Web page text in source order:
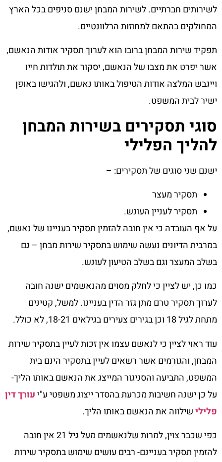
לשירותים חברתיים. לשירות המבחן ישנם סניפים בכל הארץ
המחולקים בהתאם למחוזות הרלוונטיים.
תפקיד שירות המבחן ברובו הוא לערוך תסקיר אודות הנאשם,
אשר יפרט את מצבו של הנאשם, יסקור את תולדות חייו
וייגבש המלצה אודות הטיפול באותו נאשם, ולהגישו באופן
ישיר לבית המשפט.
סוגי תסקירים בשירות המבחן
להליך הפלילי
ישנם שני סוגים של תסקירים: –
תסקיר מעצר
תסקיר לעניין העונש.
על אף העובדה כי אין חובה להזמין תסקיר בעניינו של נאשם,
במרבית הדיונים נעשה שימוש בתסקיר שירות מבחן – גם
בשלב המעצר וגם בשלב הטיעון לעונש.
כמו כן, יש לציין כי לחלק מסוים מהנאשמים ישנה חובה
לערוך תסקיר טרם מתן גזר הדין בעניינו. למשל, קטינים
מתחת לגיל 18 וכן בגירים צעירים בגילאים 18-21, לא כולל.
עוד ראוי לציין כי לנאשם עצמו אין זכות לעיין בתסקיר שירות
המבחן, והגורמים אשר רשאים לעיין בתסקיר הינם בית
המשפט, התביעה והסניגור המייצג את הנאשם באותו הליך-
על כן ישנה חשיבות מכרעת בהסדר ייצוג משפטי ע"יעורך דין
פלילישילווה את הנאשם באותו הליך.
כפי שכבר צוין, למרות שלנאשמים מעל גיל 21 אין חובה
להזמין תסקיר בעניינם- רבים עושים שימוש בתסקיר שירות